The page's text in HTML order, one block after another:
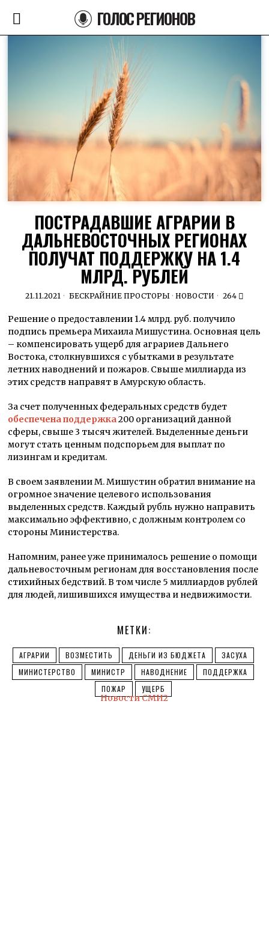
ГОЛОС РЕГИОНОВ
ПОСТРАДАВШИЕ АГРАРИИ В
ДАЛЬНЕВОСТОЧНЫХ РЕГИОНАХ
ПОЛУЧАТ ПОДДЕРЖКУ НА 1.4
МЛРД. РУБЛЕЙ
21.11.2021 БЕСКРАЙНИЕ ПРОСТОРЫ · НОВОСТИ 264
Решение о предоставлении 1.4 млрд. руб. получило
подпись премьера Михаила Мишустина. Основная цель
– компенсировать ущерб для аграриев Дальнего
Востока, столкнувшихся с убытками в результате
летних наводнений и пожаров. Свыше миллиарда из
этих средств направят в Амурскую область.
За счет полученных федеральных средств будет
обеспечена поддержка200 организаций данной
сферы, свыше 3 тысяч жителей. Выделенные деньги
могут стать ценным подспорьем для выплат по
лизингам и кредитам.
В своем заявлении М. Мишустин обратил внимание на
огромное значение целевого использования
выделенных средств. Каждый рубль нужно направить
максимально эффективно, с должным контролем со
стороны Министерства.
Напомним, ранее уже принималось решение о помощи
дальневосточным регионам для восстановления после
стихийных бедствий. В том числе 5 миллиардов рублей
для людей, лишившихся имущества и недвижимости.
МЕТКИ:
АГРАРИИ ВОЗМЕСТИТЬ ДЕНЬГИ ИЗ БЮДЖЕТА
ЗАСУХА
МИНИСТЕРСТВО
МИНИСТР НАВОДНЕНИЕ
ПОДДЕРЖКА
ПОЖАР
УЩЕРБ
Новости СМИ2